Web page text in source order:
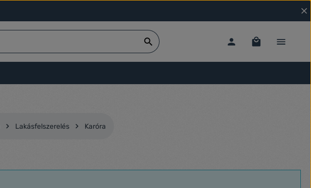
Lakásfelszerelés Karóra